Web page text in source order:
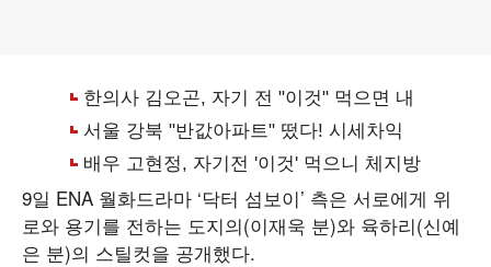
9일 ENA 월화드라마 ‘닥터 섬보이’ 측은 서로에게 위
로와 용기를 전하는 도지의(이재욱 분)와 육하리(신예
은 분)의 스틸컷을 공개했다.